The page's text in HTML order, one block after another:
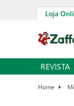
Loja
REVISTA